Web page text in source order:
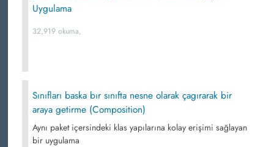
Uygulama
32,919 okuma,
Sınıfları baska bır sınıfta nesne olarak çagırarak bir
araya getirme (Composition)
Aynı paket içersindeki klas yapılarına kolay erişimi sağlayan
bir uygulama